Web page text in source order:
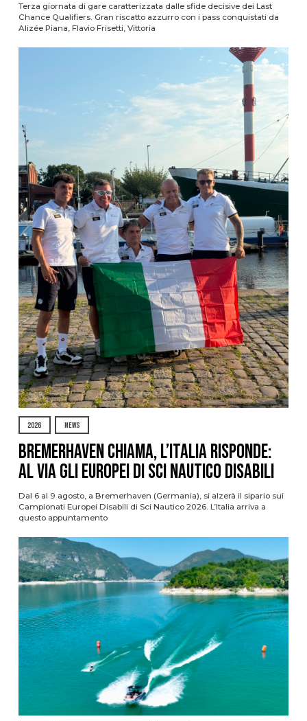
Terza giornata di gare caratterizzata dalle sfide decisive dei Last
Chance Qualifiers. Gran riscatto azzurro con i pass conquistati da
Alizée Piana, Flavio Frisetti, Vittoria
2026 NEWS
Bremerhaven chiama, l’Italia risponde:
al via gli Europei di Sci Nautico Disabili
Dal 6 al 9 agosto, a Bremerhaven (Germania), si alzerà il sipario sui
Campionati Europei Disabili di Sci Nautico 2026. L’Italia arriva a
questo appuntamento